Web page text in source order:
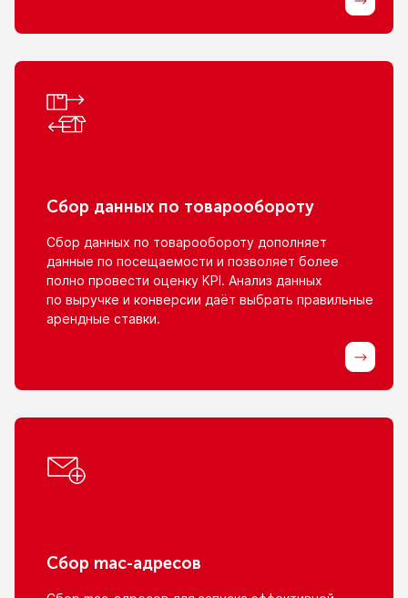
Сбор данных по товарообороту
Сбор данных по товарообороту дополняет
данные по посещаемости и позволяет более
полно провести оценку KPI. Анализ данных
по выручке и конверсии даёт выбрать правильные
арендные ставки.
Сбор mac-адресов